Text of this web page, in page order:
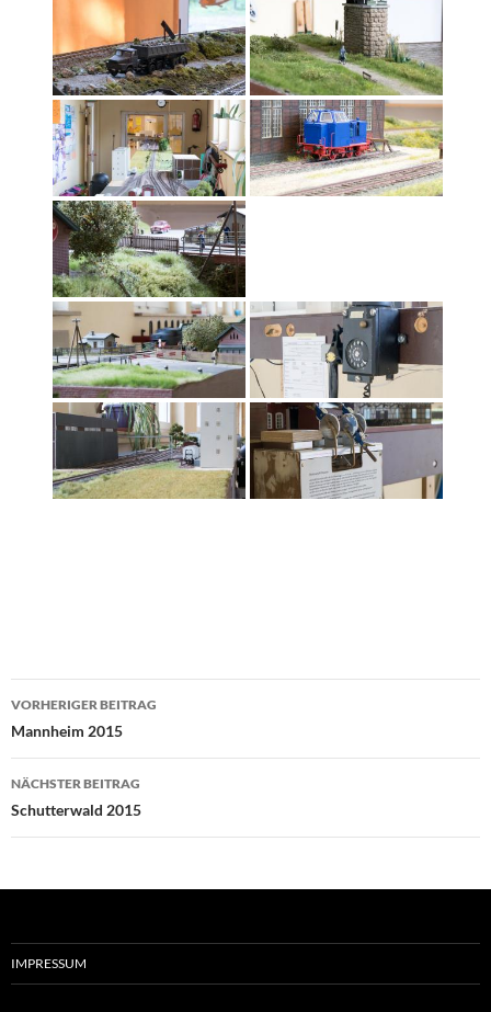
Beitragsnavigation
VORHERIGER BEITRAG
Mannheim 2015
NÄCHSTER BEITRAG
Schutterwald 2015
IMPRESSUM